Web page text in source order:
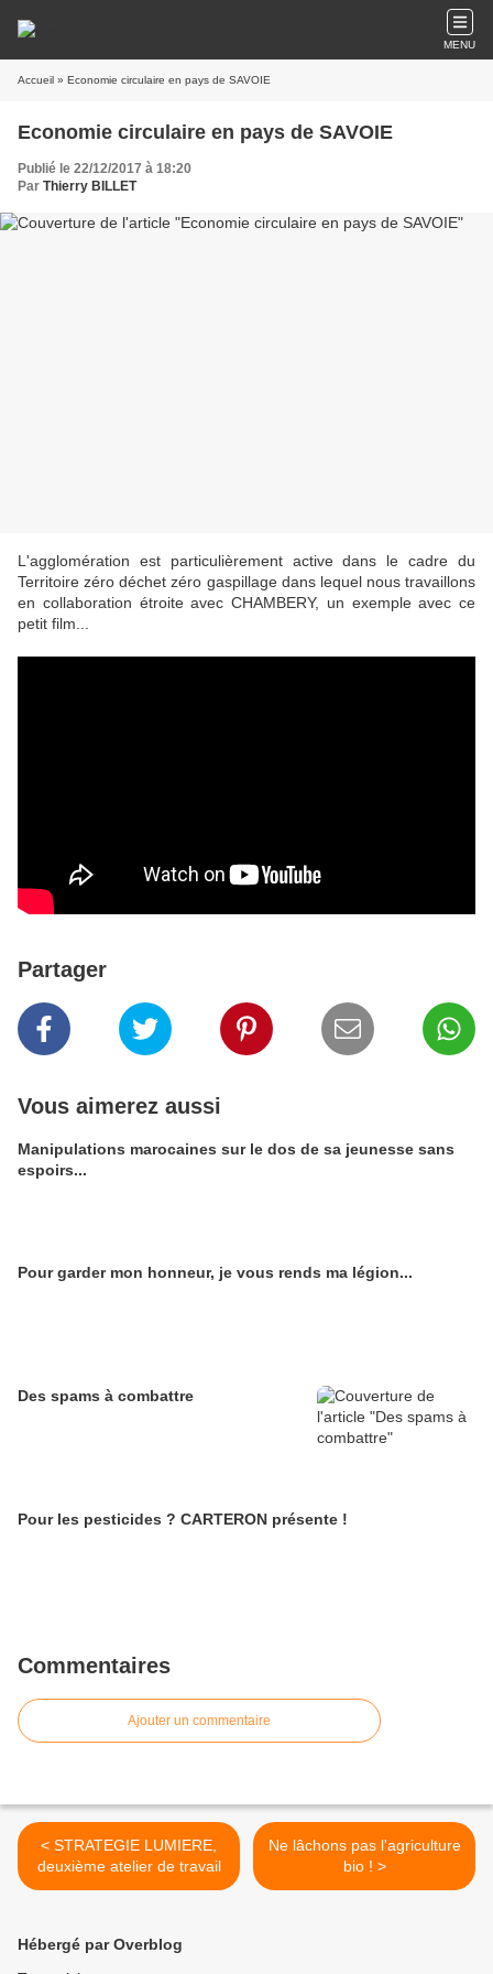
MENU
Accueil » Economie circulaire en pays de SAVOIE
Economie circulaire en pays de SAVOIE
Publié le 22/12/2017 à 18:20
Par Thierry BILLET
L'agglomération est particulièrement active dans le cadre du
Territoire zéro déchet zéro gaspillage dans lequel nous travaillons
en collaboration étroite avec CHAMBERY, un exemple avec ce
petit film...
Partager
Vous aimerez aussi
Manipulations marocaines sur le dos de sa jeunesse sans
espoirs...
Pour garder mon honneur, je vous rends ma légion...
Des spams à combattre
Pour les pesticides ? CARTERON présente !
Commentaires
Ajouter un commentaire
< STRATEGIE LUMIERE,
deuxième atelier de travail
Ne lâchons pas l'agriculture
bio ! >
Hébergé par Overblog